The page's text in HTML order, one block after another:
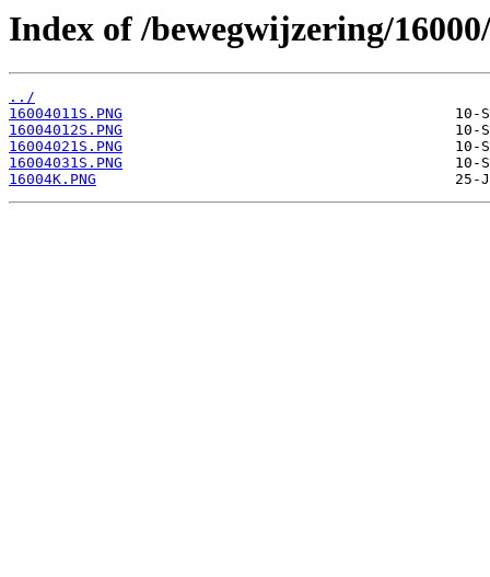
Index of /bewegwijzering/
../
16004011S.PNG
16004012S.PNG
16004021S.PNG
16004031S.PNG
16004K.PNG